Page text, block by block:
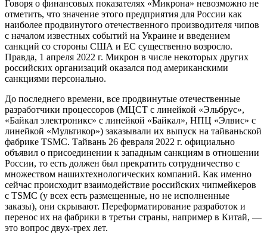
Говоря о финансовых показателях «Микрона» невозможно не
отметить, что значение этого предприятия для России как
наиболее продвинутого отечественного производителя чипов
с началом известных событий на Украине и введением
санкций со стороны США и ЕС существенно возросло.
Правда, 1 апреля 2022 г. Микрон в числе некоторых других
российских организаций оказался под американскими
санкциями персонально.
До последнего времени, все продвинутые отечественные
разработчики процессоров (МЦСТ с линейкой «Эльбрус»,
«Байкал электроникс» с линейкой «Байкал», НПЦ «Элвис» с
линейкой «Мультикор») заказывали их выпуск на тайваньской
фабрике TSMC. Тайвань 26 февраля 2022 г. официально
объявил о присоединении к западным санкциям в отношении
России, то есть должен был прекратить сотрудничество с
множеством нашихтехнологических компаний. Как именно
сейчас происходит взаимодействие российских чипмейкеров
с TSMC (у всех есть размещенные, но не исполненные
заказы), они скрывают. Переформатирование разработок и
перенос их на фабрики в третьи страны, например в Китай, —
это вопрос двух-трех лет.